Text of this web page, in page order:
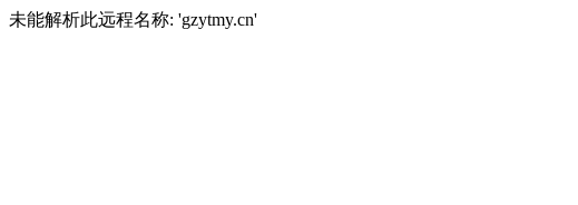
未能解析此远程名称: 'gzytmy.cn'